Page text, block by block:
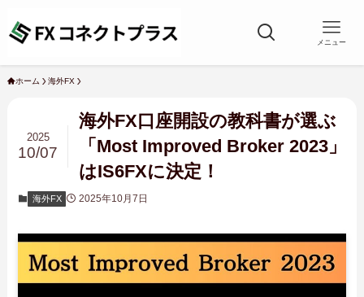
メニュー
ホーム 海外FX
海外FX口座開設の教科書が選ぶ
「Most Improved Broker 2023」
はIS6FXに決定！
2025
10/07
海外FX 2025年10月7日